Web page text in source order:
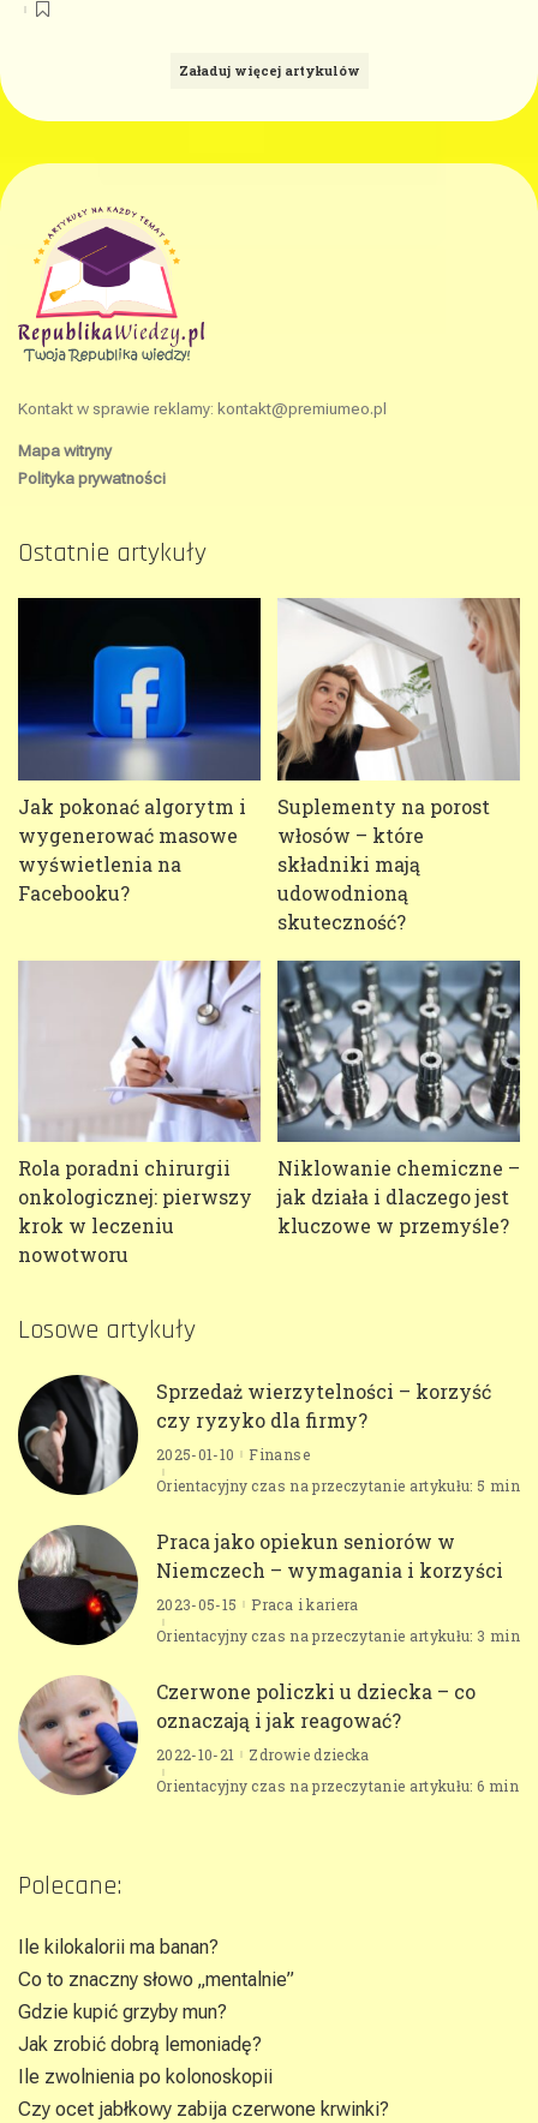
Załaduj więcej artykulów
Kontakt w sprawie reklamy: kontakt@premiumeo.pl
Mapa witryny
Polityka prywatności
Ostatnie artykuły
Jak pokonać algorytm i
wygenerować masowe
wyświetlenia na
Facebooku?
Suplementy na porost
włosów – które
składniki mają
udowodnioną
skuteczność?
Rola poradni chirurgii
onkologicznej: pierwszy
krok w leczeniu
nowotworu
Niklowanie chemiczne –
jak działa i dlaczego jest
kluczowe w przemyśle?
Losowe artykuły
Sprzedaż wierzytelności – korzyść
czy ryzyko dla firmy?
2025-01-10
Finanse
Orientacyjny czas na przeczytanie artykułu: 5 min
Praca jako opiekun seniorów w
Niemczech – wymagania i korzyści
2023-05-15
Praca i kariera
Orientacyjny czas na przeczytanie artykułu: 3 min
Czerwone policzki u dziecka – co
oznaczają i jak reagować?
2022-10-21
Zdrowie dziecka
Orientacyjny czas na przeczytanie artykułu: 6 min
Polecane:
Ile kilokalorii ma banan?
Co to znaczny słowo „mentalnie”
Gdzie kupić grzyby mun?
Jak zrobić dobrą lemoniadę?
Ile zwolnienia po kolonoskopii
Czy ocet jabłkowy zabija czerwone krwinki?